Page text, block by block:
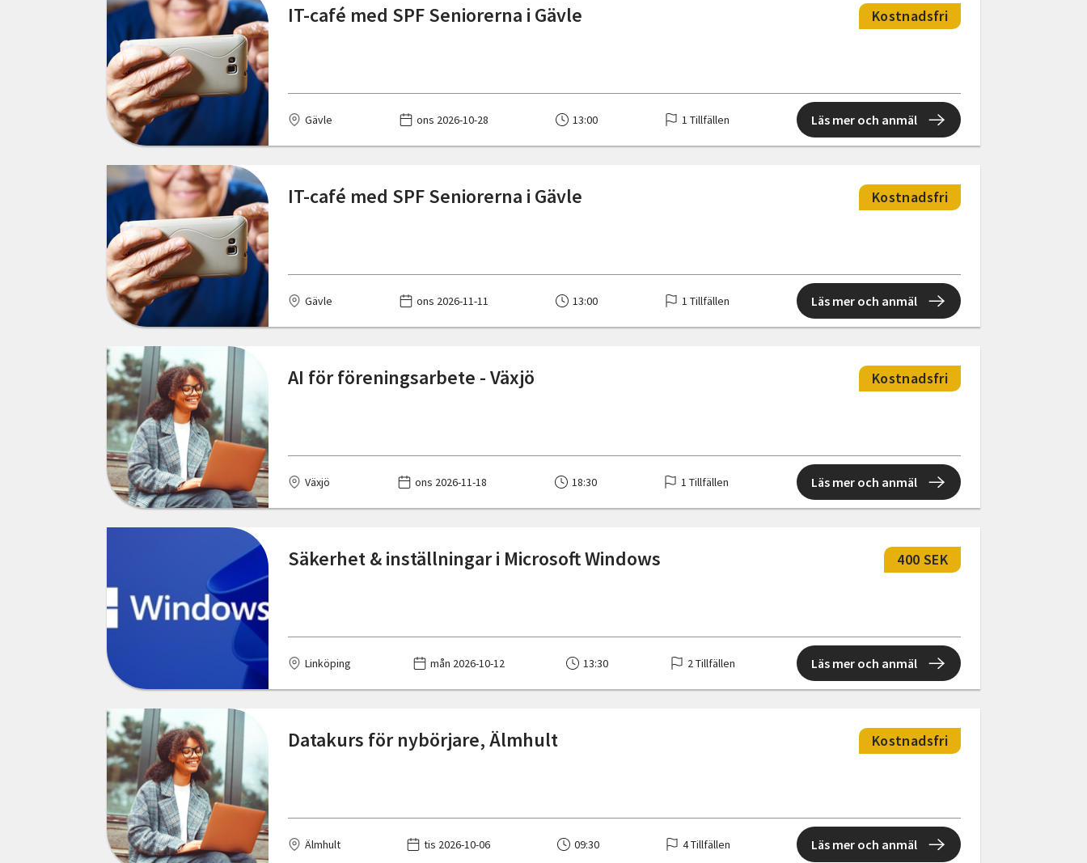
Skövde
Stockholm
Svängsta
Tranås
Uddevalla
Umeå
Vilhelmina
Vimmerby
Vännäs
Växjö
Åmål
Åsele
Älmhult
Östersund
IT-café med SPF Seniorerna i Gävle Kostnadsfri
Gävle ons 2026-10-28 13:00 1 Tillfällen Läs mer och anmäl
IT-café med SPF Seniorerna i Gävle Kostnadsfri
Gävle ons 2026-11-11 13:00 1 Tillfällen Läs mer och anmäl
AI för föreningsarbete - Växjö Kostnadsfri
Växjö ons 2026-11-18 18:30 1 Tillfällen Läs mer och anmäl
Säkerhet & inställningar i Microsoft Windows 400 SEK
Linköping mån 2026-10-12 13:30 2 Tillfällen Läs mer och anmäl
Datakurs för nybörjare, Älmhult Kostnadsfri
Älmhult tis 2026-10-06 09:30 4 Tillfällen Läs mer och anmäl